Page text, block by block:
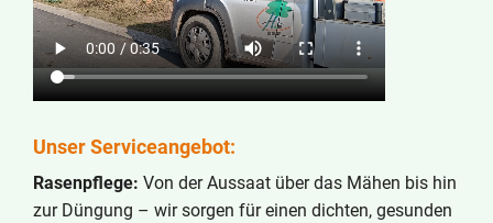
Unser Serviceangebot:
Rasenpflege: Von der Aussaat über das Mähen bis hin
zur Düngung – wir sorgen für einen dichten, gesunden